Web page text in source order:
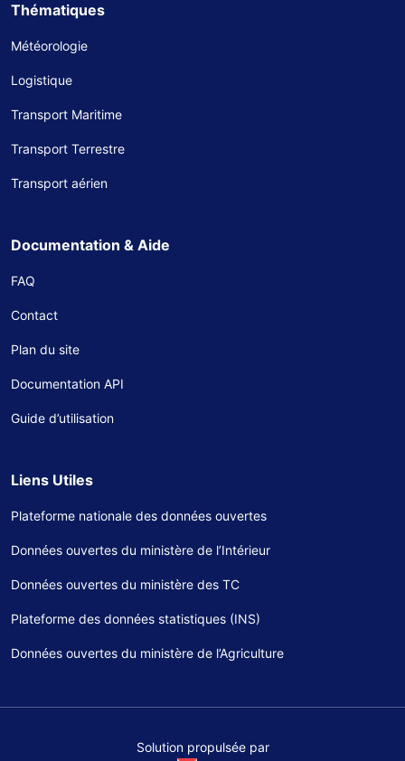
Thématiques
Météorologie
Logistique
Transport Maritime
Transport Terrestre
Transport aérien
Documentation & Aide
FAQ
Contact
Plan du site
Documentation API
Guide d’utilisation
Liens Utiles
Plateforme nationale des données ouvertes
Données ouvertes du ministère de l’Intérieur
Données ouvertes du ministère des TC
Plateforme des données statistiques (INS)
Données ouvertes du ministère de l’Agriculture
Solution propulsée par